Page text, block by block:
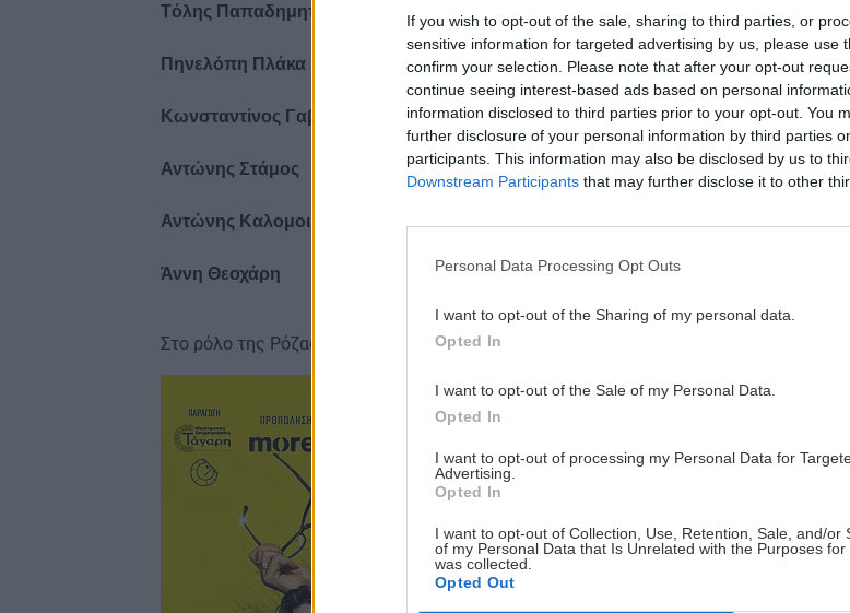
If you wish to opt-out of the sale, sharing to third parties, or
sensitive information for targeted advertising by us, please use
confirm your selection. Please note that after your opt-out
continue seeing interest-based ads based on personal
information disclosed to third parties prior to your opt-out. You
further disclosure of your personal information by third parties
participants. This information may also be disclosed by us to
Downstream Participants that may further disclose it to other
Personal Data Processing Opt Outs
I want to opt-out of the Sharing of my personal data.
Opted In
I want to opt-out of the Sale of my Personal Data.
Opted In
I want to opt-out of processing my Personal Data for
Advertising.
Opted In
I want to opt-out of Collection, Use, Retention, Sale, and/or
of my Personal Data that Is Unrelated with the Purposes for
was collected.
Opted Out
Tόλης Παπαδημητρίου
Πηνελόπη Πλάκα
Κωνσταντίνος Γαβαλάς
Αντώνης Στάμος
Αντώνης Καλομοιράκης
Άννη Θεοχάρη
Στο ρόλο της Ρόζας Τσεκμέ η Μαρία Κίτσου